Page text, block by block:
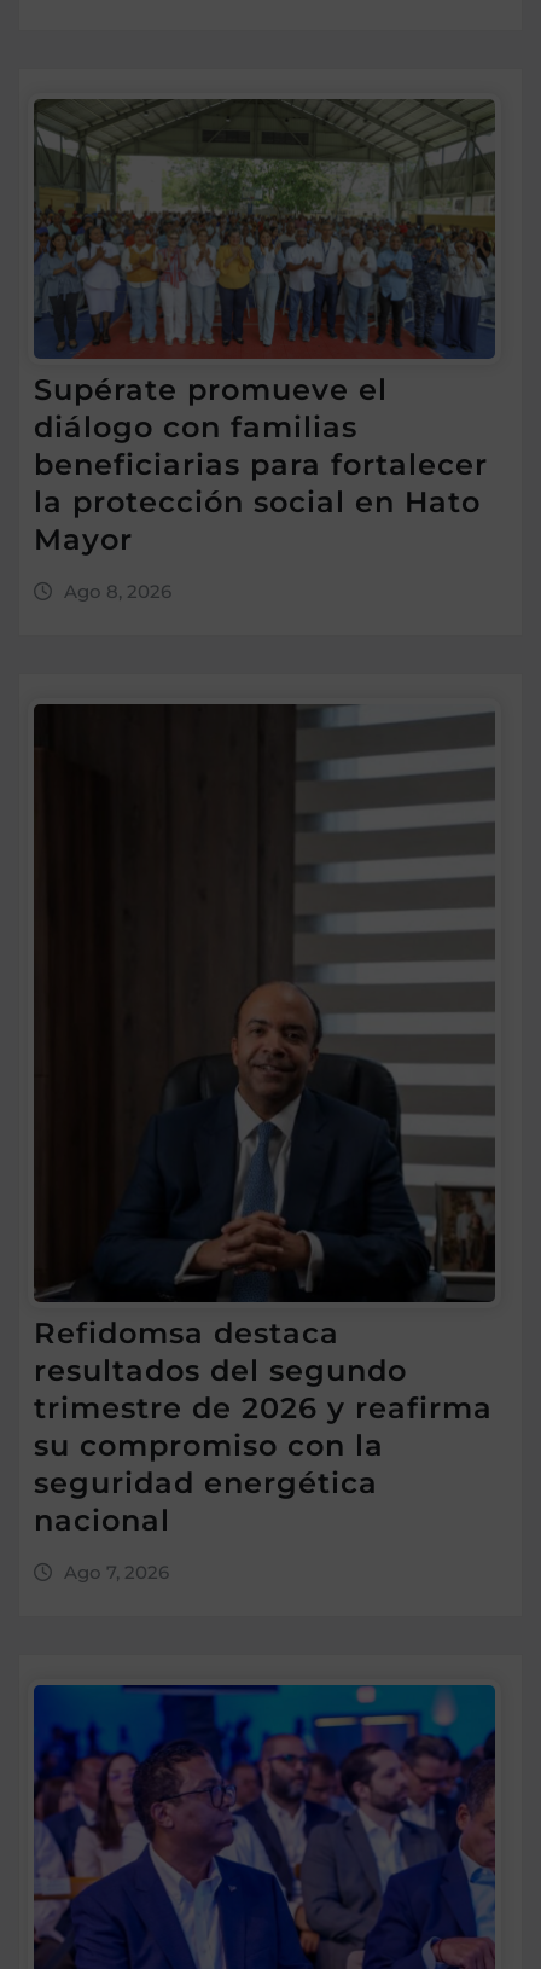
Supérate promueve el
diálogo con familias
beneficiarias para fortalecer
la protección social en Hato
Mayor
Ago 8, 2026
Refidomsa destaca
resultados del segundo
trimestre de 2026 y reafirma
su compromiso con la
seguridad energética
nacional
Ago 7, 2026